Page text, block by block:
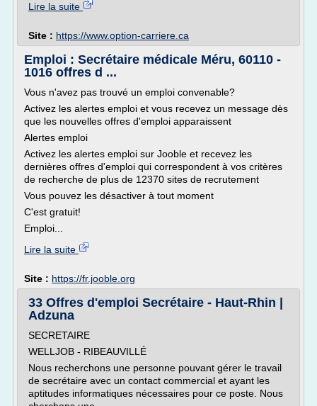
Lire la suite
Site : https://www.option-carriere.ca
Emploi : Secrétaire médicale Méru, 60110 -
1016 offres d ...
Vous n'avez pas trouvé un emploi convenable?
Activez les alertes emploi et vous recevez un message dès
que les nouvelles offres d'emploi apparaissent
Alertes emploi
Activez les alertes emploi sur Jooble et recevez les
dernières offres d'emploi qui correspondent à vos critères
de recherche de plus de 12370 sites de recrutement
Vous pouvez les désactiver à tout moment
C'est gratuit!
Emploi...
Lire la suite
Site : https://fr.jooble.org
33 Offres d'emploi Secrétaire - Haut-Rhin |
Adzuna
SECRETAIRE
WELLJOB - RIBEAUVILLÉ
Nous recherchons une personne pouvant gérer le travail
de secrétaire avec un contact commercial et ayant les
aptitudes informatiques nécessaires pour ce poste. Nous